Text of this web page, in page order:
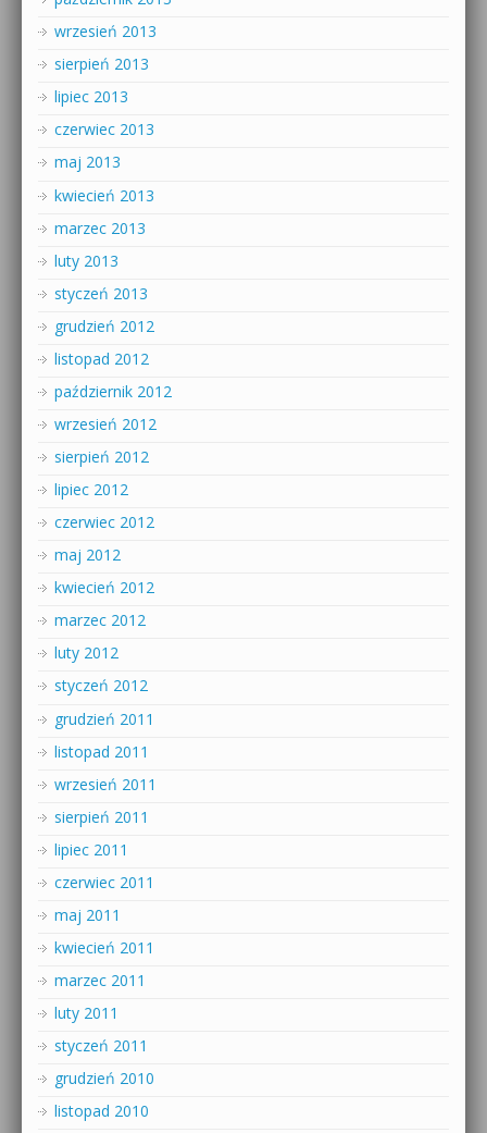
wrzesień 2013
sierpień 2013
lipiec 2013
czerwiec 2013
maj 2013
kwiecień 2013
marzec 2013
luty 2013
styczeń 2013
grudzień 2012
listopad 2012
październik 2012
wrzesień 2012
sierpień 2012
lipiec 2012
czerwiec 2012
maj 2012
kwiecień 2012
marzec 2012
luty 2012
styczeń 2012
grudzień 2011
listopad 2011
wrzesień 2011
sierpień 2011
lipiec 2011
czerwiec 2011
maj 2011
kwiecień 2011
marzec 2011
luty 2011
styczeń 2011
grudzień 2010
listopad 2010